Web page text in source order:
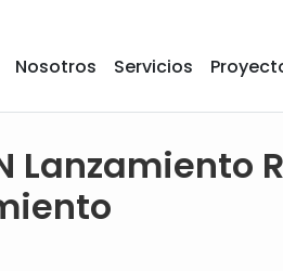
Nosotros Servicios
Lanzamiento